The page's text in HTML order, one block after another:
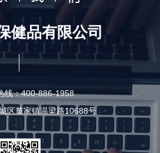
健品有限公司
线：400-886-1958
区董家镇温梁路10688号